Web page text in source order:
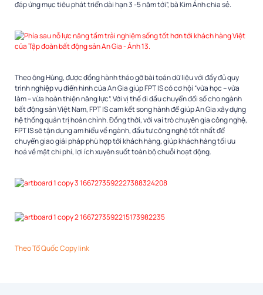
đáp ứng mục tiêu phát triển dài hạn 3 -5 năm tới”, bà Kim Ánh chia sẻ.
Theo ông Hùng, được đồng hành tháo gỡ bài toán dữ liệu với đầy đủ quy
trình nghiệp vụ điển hình của An Gia giúp FPT IS có cơ hội “vừa học – vừa
làm – vừa hoàn thiện năng lực”. Với vị thế đi đầu chuyển đổi số cho ngành
bất động sản Việt Nam, FPT IS cam kết song hành để giúp An Gia xây dựng
hệ thống quản trị hoàn chỉnh. Đồng thời, với vai trò chuyên gia công nghệ,
FPT IS sẽ tận dụng am hiểu về ngành, đầu tư công nghệ tốt nhất để
chuyển giao giải pháp phù hợp tới khách hàng, giúp khách hàng tối ưu
hoá về mặt chi phí, lợi ích xuyên suốt toàn bộ chuỗi hoạt động.
TheoTổ QuốcCopy link